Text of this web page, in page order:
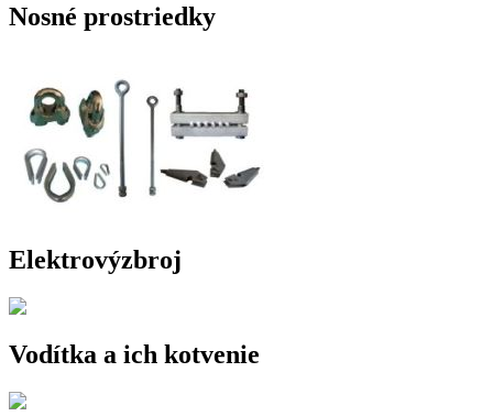
Nosné prostriedky
Elektrovýzbroj
Vodítka a ich kotvenie